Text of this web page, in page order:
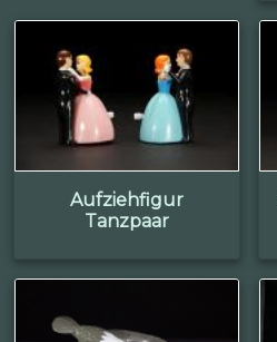
Aufziehfigur
Tanzpaar